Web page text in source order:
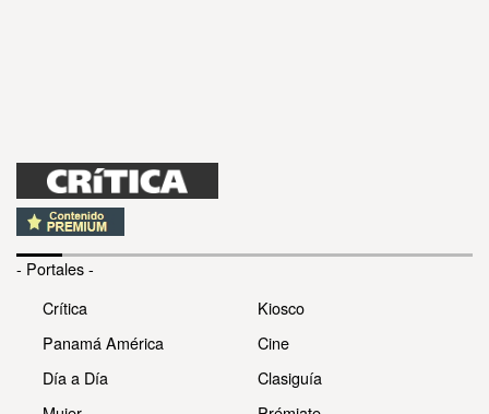
- Portales -
Crítica
Panamá América
Día a Día
Kiosco
Cine
Clasiguía